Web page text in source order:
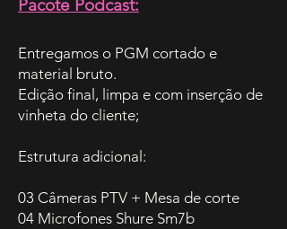
Pacote Podcast:
Entregamos o PGM cortado e
material bruto.
Edição final, limpa e com inserção de
vinheta do cliente;
Estrutura adicional:
03 Câmeras PTV + Mesa de corte
04 Microfones Shure Sm7b